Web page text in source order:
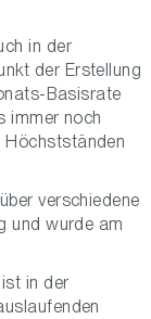
in der
der Erstellung
Basisrate
immer noch
Höchstständen
verschiedene
und wurde am
in der